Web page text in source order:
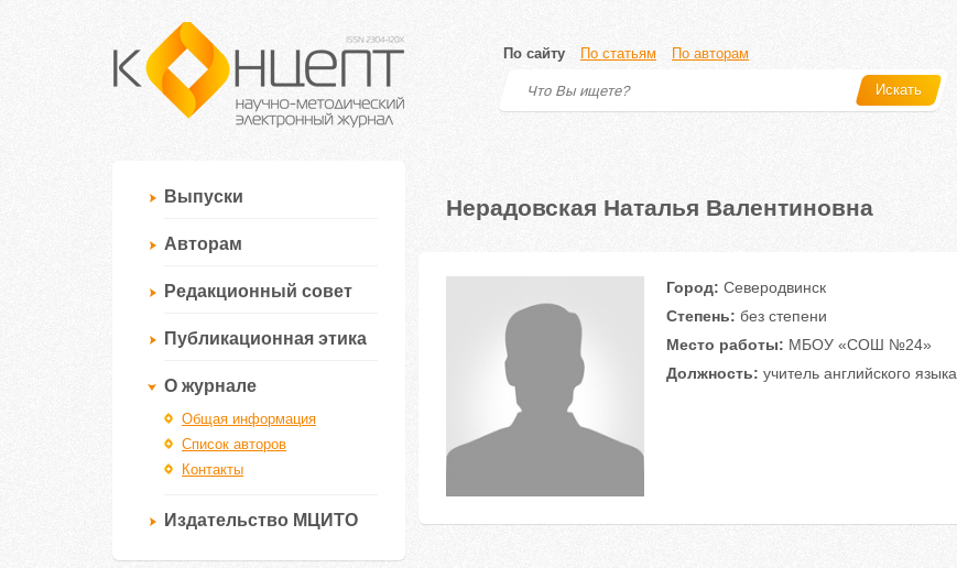
По сайту По статьям По авторам
Искать
Выпуски
Авторам
Редакционный совет
Публикационная этика
О журнале
Общая информация
Список авторов
Контакты
Издательство МЦИТО
Нерадовская Наталья Валентиновна
Город: Северодвинск
Степень: без степени
Место работы: МБОУ «СОШ №24»
Должность: учитель английского языка